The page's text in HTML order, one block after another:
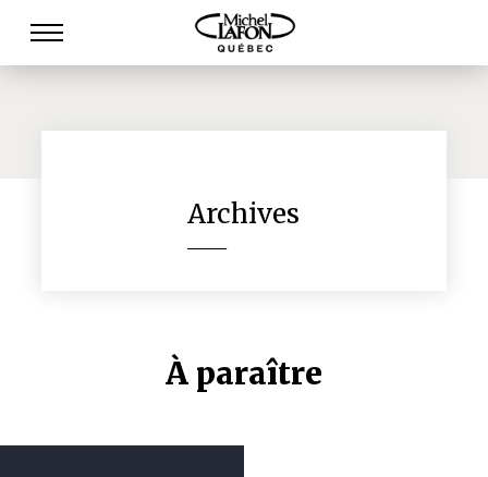
Archives
À paraître